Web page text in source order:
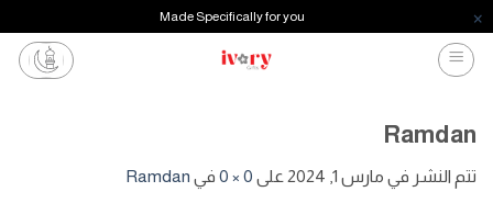
Made Specifically for you
تخطي
للمحتوى
Ramdan
تتم النشر في مارس 1, 2024 على 0 × 0 في Ramdan